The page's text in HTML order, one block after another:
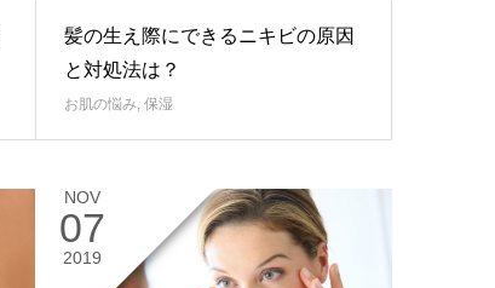
髪の生え際にできるニキビの原因
と対処法は？
お肌の悩み, 保湿
NOV
07
2019